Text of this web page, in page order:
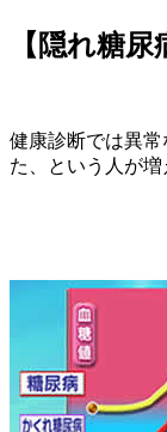
【隠れ糖尿
健康診断では異
た、という人が増